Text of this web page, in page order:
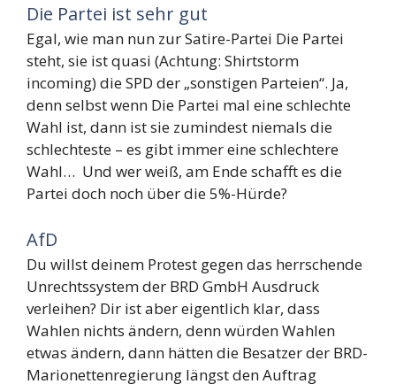
Die Partei ist sehr gut
Egal, wie man nun zur Satire-Partei Die Partei
steht, sie ist quasi (Achtung: Shirtstorm
incoming) die SPD der „sonstigen Parteien“. Ja,
denn selbst wenn Die Partei mal eine schlechte
Wahl ist, dann ist sie zumindest niemals die
schlechteste – es gibt immer eine schlechtere
Wahl… Und wer weiß, am Ende schafft es die
Partei doch noch über die 5%-Hürde?
AfD
Du willst deinem Protest gegen das herrschende
Unrechtssystem der BRD GmbH Ausdruck
verleihen? Dir ist aber eigentlich klar, dass
Wahlen nichts ändern, denn würden Wahlen
etwas ändern, dann hätten die Besatzer der BRD-
Marionettenregierung längst den Auftrag